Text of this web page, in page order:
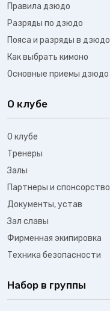
Правила дзюдо
Разряды по дзюдо
Пояса и разряды в дзюдо
Как выбрать кимоно
Основные приемы дзюдо
О клубе
О клубе
Тренеры
Залы
Партнеры и спонсорство
Документы, устав
Зал славы
Фирменная экипировка
Техника безопасности
Набор в группы